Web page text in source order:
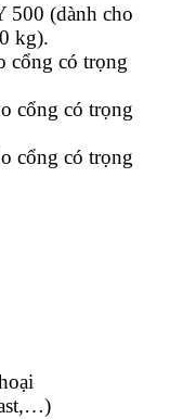
500 (dành cho
kg).
cổng có trọng
cổng có trọng
cổng có trọng